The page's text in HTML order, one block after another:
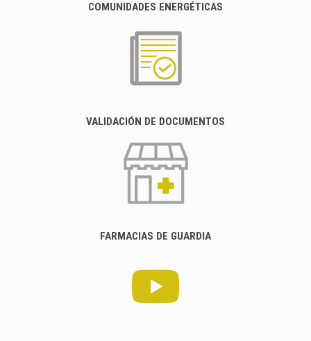
COMUNIDADES ENERGÉTICAS
VALIDACIÓN DE DOCUMENTOS
FARMACIAS DE GUARDIA